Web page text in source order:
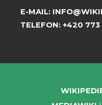
E-MAIL:
TELEFON: +420 773